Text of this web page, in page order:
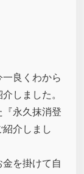
良くわから
しました。
永久抹消登
介しまし
を掛けて自